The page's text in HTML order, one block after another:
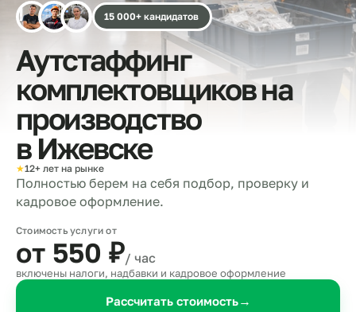
15 000+ кандидатов
Аутстаффинг
комплектовщиков на
производство
вИжевске
★12+ лет на рынке
Полностью берем на себя подбор, проверку и
кадровое оформление.
Стоимость услуги от
от 550 ₽/ час
включены налоги, надбавки и кадровое оформление
Рассчитать стоимость→